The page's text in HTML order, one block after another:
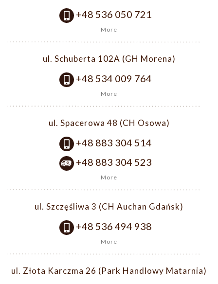
+48 536 050 721
More
ul. Schuberta 102A (GH Morena)
+48 534 009 764
More
ul. Spacerowa 48 (CH Osowa)
+48 883 304 514
+48 883 304 523
More
ul. Szczęśliwa 3 (CH Auchan Gdańsk)
+48 536 494 938
More
ul. Złota Karczma 26 (Park Handlowy Matarnia)